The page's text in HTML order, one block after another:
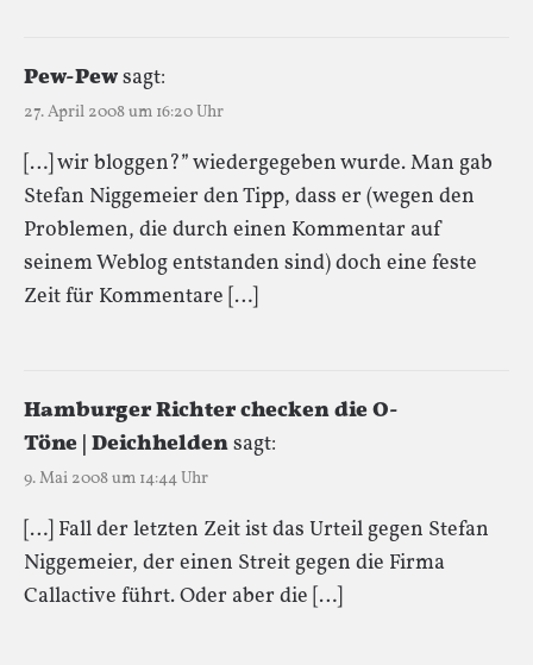
Pew-Pewsagt:
27. April 2008 um 16:20 Uhr
[…] wir bloggen?” wiedergegeben wurde. Man gab
Stefan Niggemeier den Tipp, dass er (wegen den
Problemen, die durch einen Kommentar auf
seinem Weblog entstanden sind) doch eine feste
Zeit für Kommentare […]
Hamburger Richter checken die O-
Töne | Deichheldensagt:
9. Mai 2008 um 14:44 Uhr
[…] Fall der letzten Zeit ist das Urteil gegen Stefan
Niggemeier, der einen Streit gegen die Firma
Callactive führt. Oder aber die […]